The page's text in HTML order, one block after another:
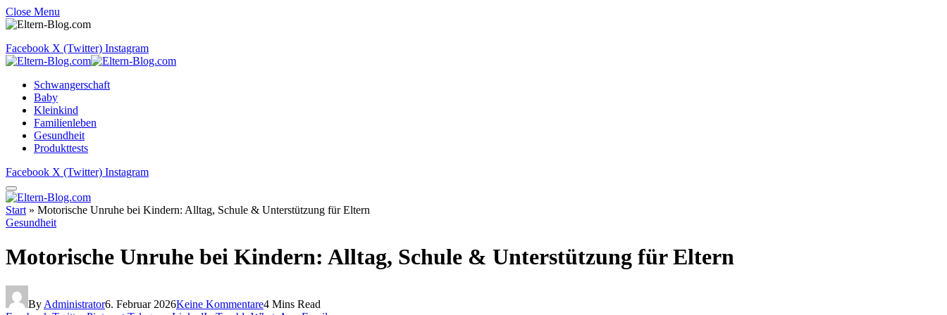
Close Menu
Facebook X (Twitter) Instagram
Schwangerschaft
Baby
Kleinkind
Familienleben
Gesundheit
Produkttests
Facebook X (Twitter) Instagram
Start » Motorische Unruhe bei Kindern: Alltag, Schule & Unterstützung für Eltern
Gesundheit
Motorische Unruhe bei Kindern: Alltag, Schule & Unterstützung für Eltern
By Administrator6. Februar 2026Keine Kommentare4 Mins Read